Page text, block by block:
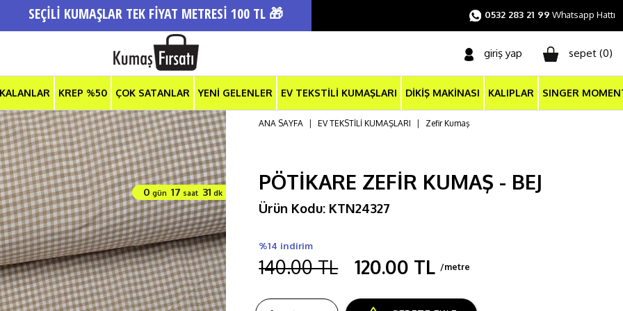
SEÇİLİ KUMAŞLAR TEK FİYAT METRESİ 100 TL 🎁 0532 283 21 99 Whatsapp Hattı
giriş yap sepet (0)
KREP %50 ÇOK SATANLAR YENİ GELENLER EV TEKSTİLİ KUMAŞLARI DİKİŞ MAKİNASI KALIPLAR SINGER
0 gün 17 saat 31 dk
ANA SAYFA EV TEKSTİLİ KUMAŞLARI Zefir Kumaş
PÖTİKARE ZEFİR KUMAŞ - BEJ
Ürün Kodu: KTN24327
%14 indirim
140.00 TL 120.00 TL /metre